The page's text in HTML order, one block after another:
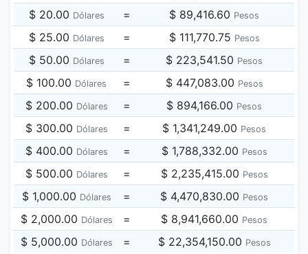
$ 20.00 Dólares = $ 89,416.60 Pesos
$ 25.00 Dólares = $ 111,770.75 Pesos
$ 50.00 Dólares = $ 223,541.50 Pesos
$ 100.00 Dólares = $ 447,083.00 Pesos
$ 200.00 Dólares = $ 894,166.00 Pesos
$ 300.00 Dólares = $ 1,341,249.00 Pesos
$ 400.00 Dólares = $ 1,788,332.00 Pesos
$ 500.00 Dólares = $ 2,235,415.00 Pesos
$ 1,000.00 Dólares = $ 4,470,830.00 Pesos
$ 2,000.00 Dólares = $ 8,941,660.00 Pesos
$ 5,000.00 Dólares = $ 22,354,150.00 Pesos